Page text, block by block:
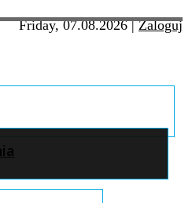
Friday, 07.08.2026|Zaloguj